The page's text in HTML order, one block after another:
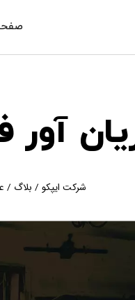
شرکت ایپکو / بلاگ /